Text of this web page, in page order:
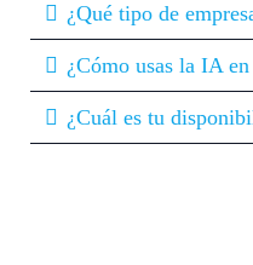
¿Qué tipo de
¿Cómo usas la IA
¿Cuál es tu